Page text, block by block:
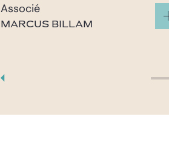
Associé
MARCUS BILLAM